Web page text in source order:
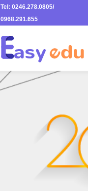
Tel: 0246.278.0805/
0968.291.655